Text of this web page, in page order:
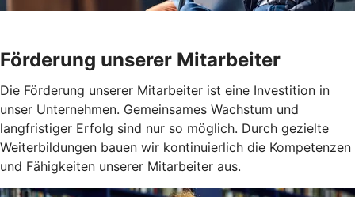
Förderung unserer Mitarbeiter
Die Förderung unserer Mitarbeiter ist eine Investition in
unser Unternehmen. Gemeinsames Wachstum und
langfristiger Erfolg sind nur so möglich. Durch gezielte
Weiterbildungen bauen wir kontinuierlich die Kompetenzen
und Fähigkeiten unserer Mitarbeiter aus.